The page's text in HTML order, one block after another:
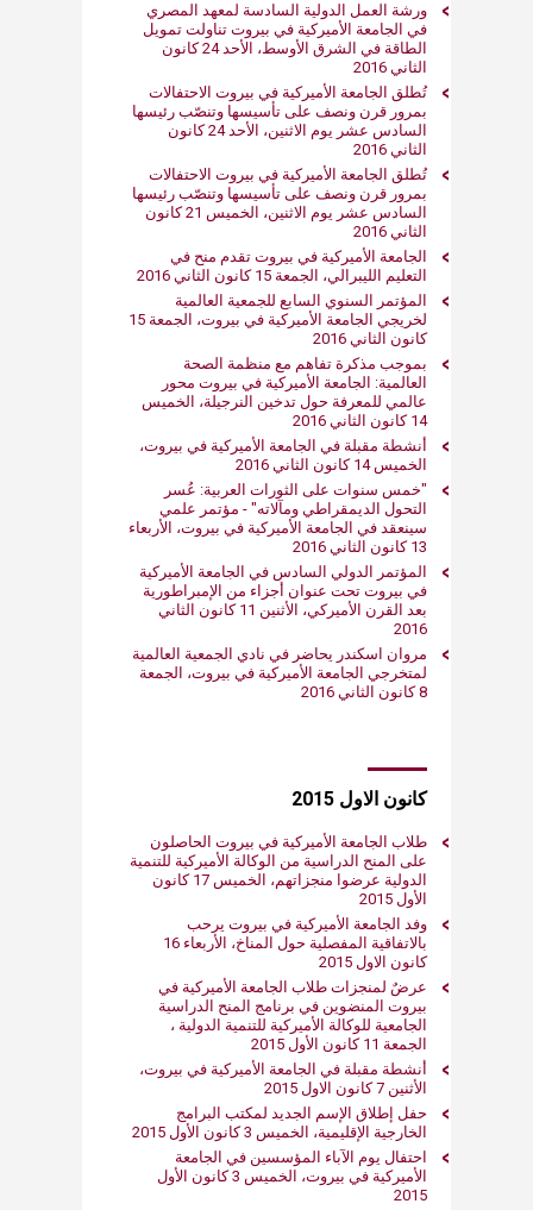
ورشة العمل الدولية السادسة لمعهد المصري
في الجامعة الأميركية في بيروت تناولت تمويل
الطاقة في الشرق الأوسط، الأحد 24 كانون
الثاني 2016
تُطلق الجامعة الأميركية في بيروت الاحتفالات
بمرور قرن ونصف على تأسيسها وتنصّب رئيسها
السادس عشر يوم الاثنين، الأحد 24 كانون
الثاني 2016
تُطلق الجامعة الأميركية في بيروت الاحتفالات
بمرور قرن ونصف على تأسيسها وتنصّب رئيسها
السادس عشر يوم الاثنين، الخميس 21 كانون
الثاني 2016
الجامعة الأميركية في بيروت تقدم منح في
التعليم الليبرالي، الجمعة 15 كانون الثاني 2016
المؤتمر السنوي السابع للجمعية العالمية
لخريجي الجامعة الأميركية في بيروت، الجمعة 15
كانون الثاني 2016
بموجب مذكرة تفاهم مع منظمة الصحة
العالمية: الجامعة الأميركية في بيروت محور
عالمي للمعرفة حول تدخين النرجيلة، الخميس
14 كانون الثاني 2016
أنشطة مقبلة في الجامعة الأميركية في بيروت،
الخميس 14 كانون الثاني 2016
"خمس سنوات على الثورات العربية: عُسر
التحول الديمقراطي ومآلاته" - مؤتمر علمي
سينعقد في الجامعة الأميركية في بيروت، الأربعاء
13 كانون الثاني 2016
المؤتمر الدولي السادس في الجامعة الأميركية
في بيروت تحت عنوان أجزاء من الإمبراطورية
بعد القرن الأميركي، الأثنين 11 كانون الثاني
2016
مروان اسكندر يحاضر في نادي الجمعية العالمية
لمتخرجي الجامعة الأميركية في بيروت، الجمعة
8 كانون الثاني 2016
كانون الاول 2015
طلاب الجامعة الأميركية في بيروت الحاصلون
على المنح الدراسية من الوكالة الأميركية للتنمية
الدولية عرضوا منجزاتهم، الخميس 17 كانون
الأول 2015
وفد الجامعة الأميركية في بيروت يرحب
بالاتفاقية المفصلية حول المناخ، الأربعاء 16
كانون الاول 2015
عرضٌ لمنجزات طلاب الجامعة الأميركية في
بيروت المنضوين في برنامج المنح الدراسية
الجامعية للوكالة الأميركية للتنمية الدولية ،
الجمعة 11 كانون الأول 2015
أنشطة مقبلة في الجامعة الأميركية في بيروت،
الأثنين 7 كانون الاول 2015
حفل إطلاق الإسم الجديد لمكتب البرامج
الخارجية الإقليمية، الخميس 3 كانون الأول 2015
احتفال يوم الآباء المؤسسين في الجامعة
الأميركية في بيروت، الخميس 3 كانون الأول
2015